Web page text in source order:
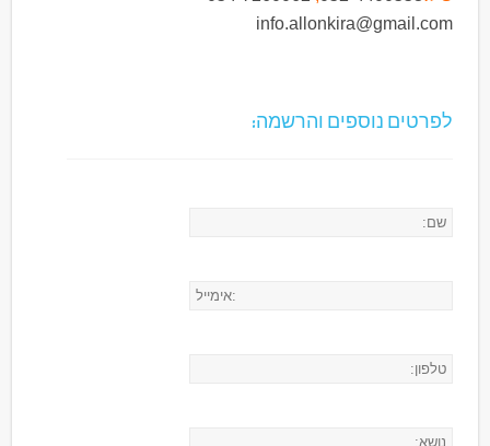
info.allonkira@gmail.com
לפרטים נוספים והרשמה: